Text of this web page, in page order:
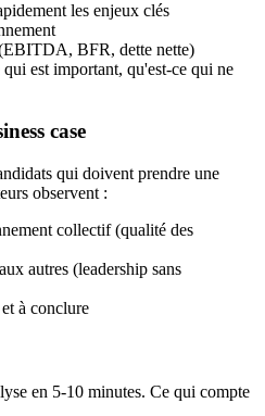
les enjeux clés
BFR, dette nette)
est important, qu'est-ce qui ne
case
qui doivent prendre une
observent :
collectif (qualité des
autres (leadership sans
à conclure
en 5-10 minutes. Ce qui compte